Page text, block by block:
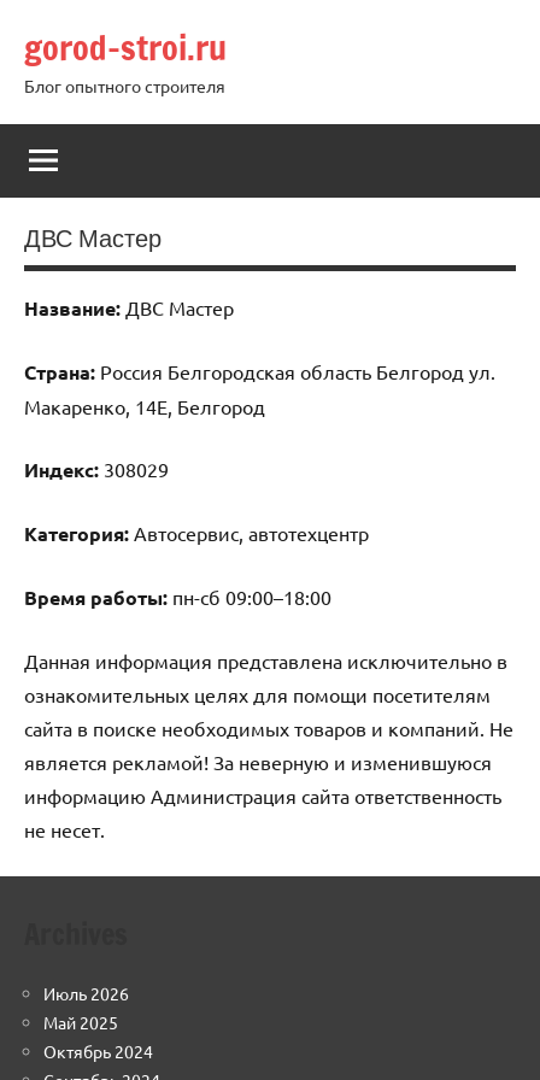
содержимому
gorod-stroi.ru
Блог опытного строителя
ДВС Мастер
Название: ДВС Мастер
Страна: Россия Белгородская область Белгород ул.
Макаренко, 14Е, Белгород
Индекс: 308029
Категория: Автосервис, автотехцентр
Время работы: пн-сб 09:00–18:00
Данная информация представлена исключительно в
ознакомительных целях для помощи посетителям
сайта в поиске необходимых товаров и компаний. Не
является рекламой! За неверную и изменившуюся
информацию Администрация сайта ответственность
не несет.
Июль 2026
Май 2025
Октябрь 2024